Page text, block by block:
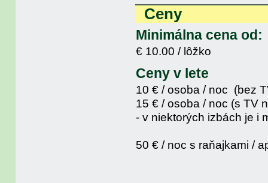
Ceny
Minimálna cena od:
€ 10.00 / lôžko
Ceny v lete
10 € / osoba / noc (bez
15 € / osoba / noc (s TV
- v niektorých izbách je i
50 € / noc s raňajkami /